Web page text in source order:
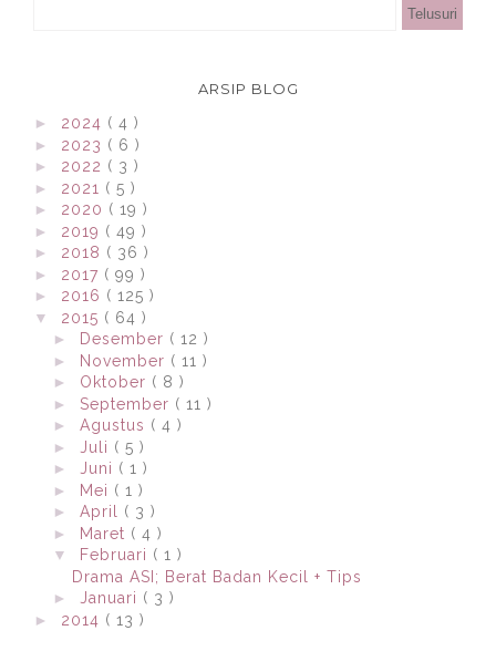
ARSIP BLOG
► 2024 ( 4 )
► 2023 ( 6 )
► 2022 ( 3 )
► 2021 ( 5 )
► 2020 ( 19 )
► 2019 ( 49 )
► 2018 ( 36 )
► 2017 ( 99 )
► 2016 ( 125 )
▼
2015 ( 64 )
►
Desember ( 12 )
►
November ( 11 )
► Oktober ( 8 )
► September ( 11 )
► Agustus ( 4 )
►
Juli ( 5 )
►
Juni ( 1 )
►
Mei ( 1 )
► April ( 3 )
►
Maret ( 4 )
▼
Februari ( 1 )
Drama ASI; Berat Badan Kecil + Tips
►
Januari ( 3 )
► 2014 ( 13 )